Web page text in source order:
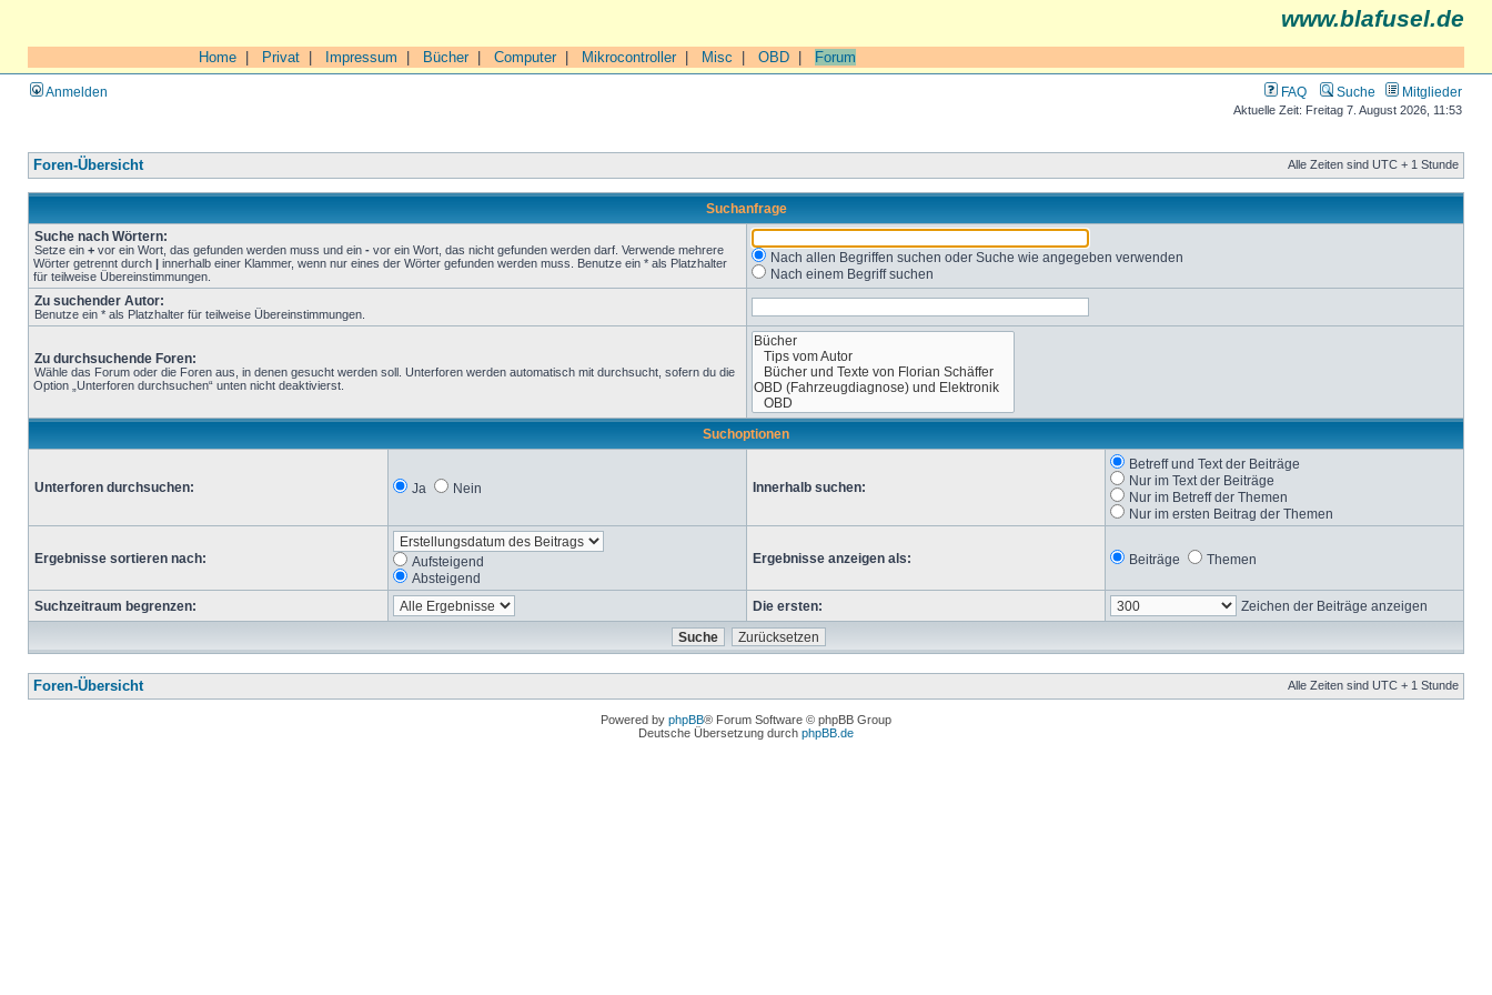
www.blafusel.de
Home Privat Impressum Bücher| Computer| Mikrocontroller| Misc OBD Forum
Anmelden FAQ Suche Mitglieder
Aktuelle Zeit: Freitag 7. August 2026, 11:53
Foren-Übersicht Alle Zeiten sind UTC + 1 Stunde
Suchanfrage
Suche nach Wörtern:
Setze ein + vor ein Wort, das gefunden werden muss und ein - vor ein Wort, das nicht gefunden werden darf. Verwende mehrere
Wörter getrennt durch | innerhalb einer Klammer, wenn nur eines der Wörter gefunden werden muss. Benutze ein * als Platzhalter
für teilweise Übereinstimmungen.
Nach allen Begriffen suchen oder Suche wie angegeben verwenden
Nach einem Begriff suchen
Zu suchender Autor:
Benutze ein * als Platzhalter für teilweise Übereinstimmungen.
Zu durchsuchende Foren:
Wähle das Forum oder die Foren aus, in denen gesucht werden soll. Unterforen werden automatisch mit durchsucht, sofern du die
Option „Unterforen durchsuchen“ unten nicht deaktivierst.
Suchoptionen
Unterforen durchsuchen: Ja Nein Innerhalb suchen:
Betreff und Text der Beiträge
Nur im Text der Beiträge
Nur im Betreff der Themen
Nur im ersten Beitrag der Themen
Ergebnisse sortieren nach:
Aufsteigend
Absteigend
Ergebnisse anzeigen als: Beiträge Themen
Suchzeitraum begrenzen: Die ersten: Zeichen der Beiträge anzeigen
Foren-Übersicht Alle Zeiten sind UTC + 1 Stunde
Powered by phpBB® Forum Software © phpBB Group
Deutsche Übersetzung durch phpBB.de